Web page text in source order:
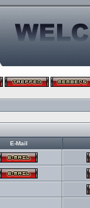
E-Mail